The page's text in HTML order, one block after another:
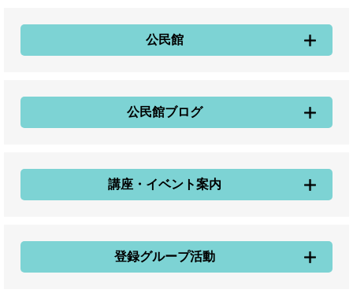
公民館
公民館ブログ
講座・イベント案内
登録グループ活動